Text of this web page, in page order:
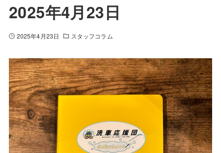
2025年4月23日
2025年4月23日 スタッフコラム